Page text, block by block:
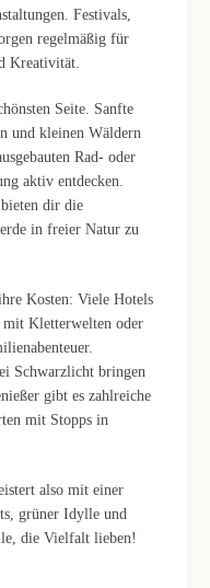
Festivals,
regelmäßig für
Kreativität.
Seite. Sanfte
und kleinen Wäldern
Rad- oder
aktiv entdecken.
dir die
in freier Natur zu
Kosten: Viele Hotels
Kletterwelten oder
Schwarzlicht bringen
gibt es zahlreiche
mit Stopps in
also mit einer
grüner Idylle und
die Vielfalt lieben!